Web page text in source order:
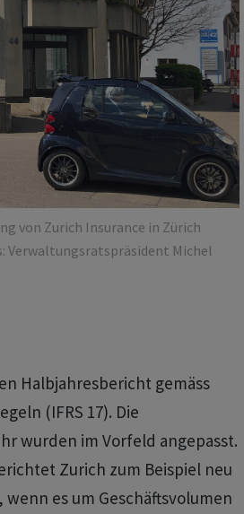
von Zurich Insurance in Zürich
Verwaltungsratspräsident Michel
Halbjahresbericht gemäss
(IFRS 17). Die
wurden im Vorfeld angepasst.
Zurich zum Beispiel neu
es um Geschäftsvolumen